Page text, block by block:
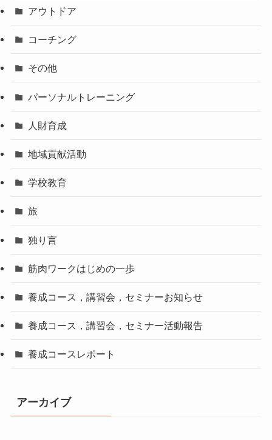
アウトドア
コーチング
その他
パーソナルトレーニング
人財育成
地域貢献活動
学校教育
旅
独り言
筋肉ワークはじめの一歩
養成コース，講習会，セミナーお知らせ
養成コース，講習会，セミナー活動報告
養成コースレポート
アーカイブ